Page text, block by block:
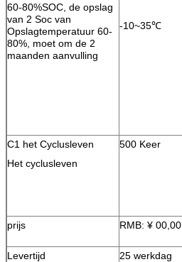
60-80%SOC, de opslag
van 2 Soc van
Opslagtemperatuur 60-
80%, moet om de 2
maanden aanvulling
-10~35℃
C1 het Cyclusleven
Het cyclusleven
500 Keer
prijs RMB: ¥ 00,00
Levertijd 25 werkdag